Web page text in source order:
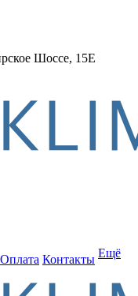
Шоссе, 15Е
Оплата Контакты Ещё